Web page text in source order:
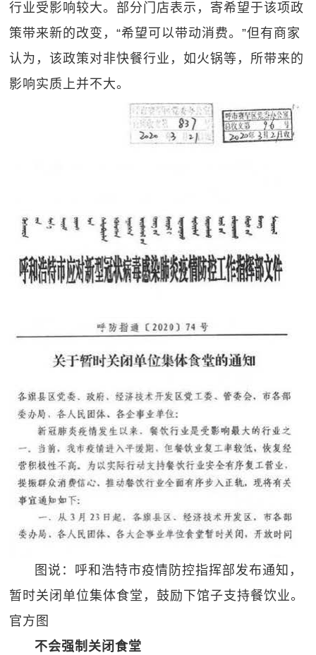
行业受影响较大。部分门店表示，寄希望于该项政
策带来新的改变，“希望可以带动消费。”但有商家
认为，该政策对非快餐行业，如火锅等，所带来的
影响实质上并不大。
图说：呼和浩特市疫情防控指挥部发布通知，
暂时关闭单位集体食堂，鼓励下馆子支持餐饮业。
官方图
不会强制关闭食堂